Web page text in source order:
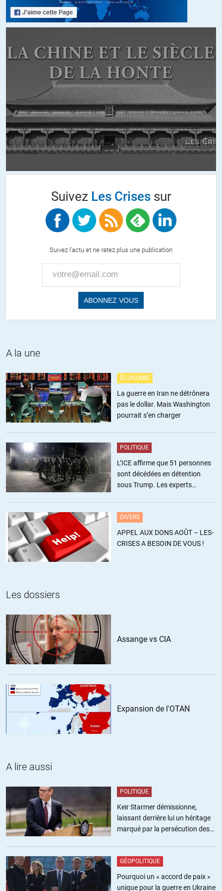
Les Français seraient bien avisés de se préoccuper dès maintenant
et exclusivement de ce qui se passe là-dessus en France, laissant aux
Il y a quelque temps déjà, le doyen Kishore Mahbubani publiait « Can
Asians Think? (Les Asiatiques savent-ils penser?) ». C’est avec joie
que le public découvrit alors qu’il le croyait, en effet.
+1 ALERTER
Suivez Les Crisessur
Suivez l'actu et ne ratez plus une publication
A la une
ÉCONOMIE
La guerre en Iran ne détrônera
pas le dollar. Mais Washington
pourrait s’en charger
POLITIQUE
L’ICE affirme que 51 personnes
sont décédées en détention
sous Trump. Les experts
DIVERS
APPEL AUX DONS AOÛT – LES-
CRISES A BESOIN DE VOUS !
Les dossiers
Assange vs CIA
Expansion de l'OTAN
A lire aussi
POLITIQUE
Keir Starmer démissionne,
laissant derrière lui un héritage
marqué par la persécution des
GÉOPOLITIQUE
Pourquoi un « accord de paix »
unique pour la guerre en Ukraine